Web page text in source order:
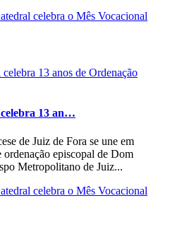
celebra o Mês Vocacional
13 an…
de Juiz de Fora se une em
ordenação episcopal de Dom
Metropolitano de Juiz...
celebra o Mês Vocacional